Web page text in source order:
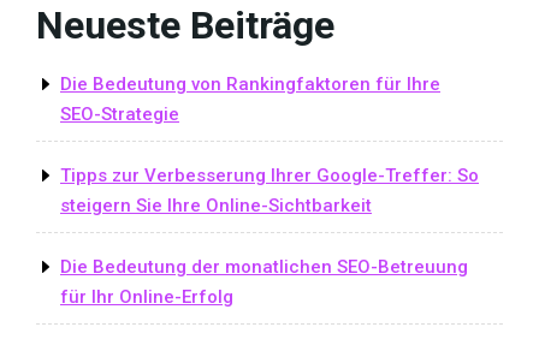
Neueste Beiträge
Die Bedeutung von Rankingfaktoren für Ihre
SEO-Strategie
Tipps zur Verbesserung Ihrer Google-Treffer: So
steigern Sie Ihre Online-Sichtbarkeit
Die Bedeutung der monatlichen SEO-Betreuung
für Ihr Online-Erfolg